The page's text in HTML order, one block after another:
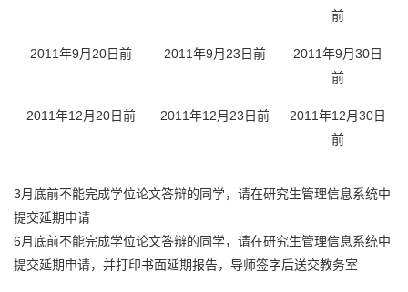
前
2011年9月20日前 2011年9月23日前
2011年9月30日
前
2011年12月20日前 2011年12月23日前
2011年12月30日
前
3月底前不能完成学位论文答辩的同学，请在研究生管理信息系统中
提交延期申请
6月底前不能完成学位论文答辩的同学，请在研究生管理信息系统中
提交延期申请，并打印书面延期报告，导师签字后送交教务室